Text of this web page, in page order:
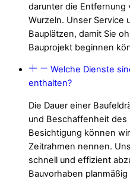
darunter die Entfernung
Wurzeln. Unser Service
Bauplätzen, damit Sie
Bauprojekt beginnen
Welche Dienste
enthalten?
Die Dauer einer
und Beschaffenheit des
Besichtigung können
Zeitrahmen nennen.
schnell und effizient
Bauvorhaben